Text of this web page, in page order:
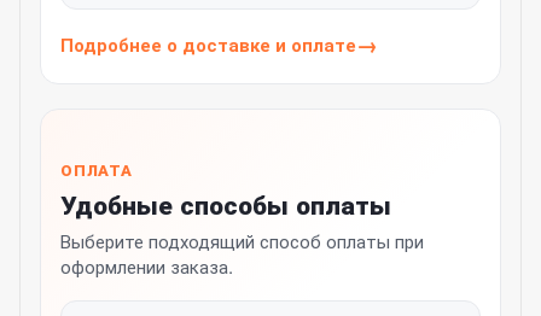
Подробнее о доставке и оплате
ОПЛАТА
Удобные способы оплаты
Выберите подходящий способ оплаты при
оформлении заказа.